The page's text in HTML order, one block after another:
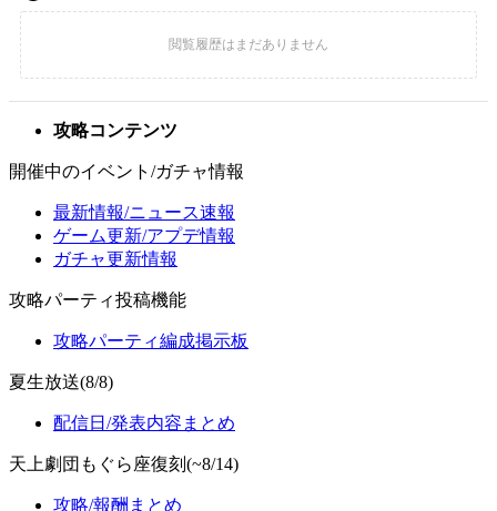
攻略コンテンツ
開催中のイベント/ガチャ情報
最新情報/ニュース速報
ゲーム更新/アプデ情報
ガチャ更新情報
攻略パーティ投稿機能
攻略パーティ編成掲示板
夏生放送(8/8)
配信日/発表内容まとめ
天上劇団もぐら座復刻(~8/14)
攻略/報酬まとめ